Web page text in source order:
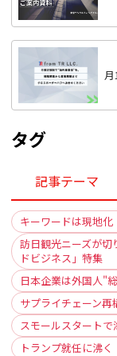
タグ
記事テーマ
キーワードは現地
訪日観光ニーズが
ドビジネス」特集
日本企業は外国人"
サプライチェーン再
スモールスタート
トランプ就任に沸